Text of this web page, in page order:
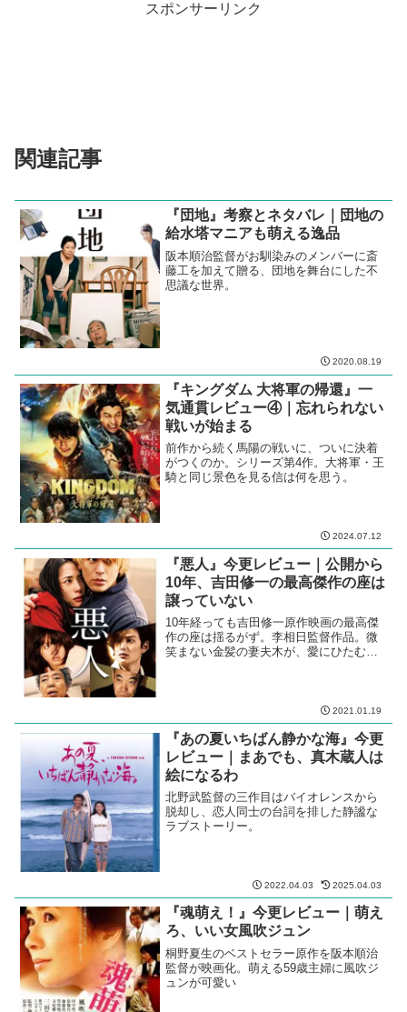
スポンサーリンク
関連記事
『団地』考察とネタバレ｜団地の
給水塔マニアも萌える逸品
阪本順治監督がお馴染みのメンバーに斎
藤工を加えて贈る、団地を舞台にした不
思議な世界。
2020.08.19
『キングダム 大将軍の帰還』一
気通貫レビュー④｜忘れられない
戦いが始まる
前作から続く馬陽の戦いに、ついに決着
がつくのか。シリーズ第4作。大将軍・王
騎と同じ景色を見る信は何を思う。
2024.07.12
『悪人』今更レビュー｜公開から
10年、吉田修一の最高傑作の座は
譲っていない
10年経っても吉田修一原作映画の最高傑
作の座は揺るがず。李相日監督作品。微
笑まない金髪の妻夫木が、愛にひたむき
2021.01.19
『あの夏いちばん静かな海』今更
レビュー｜まあでも、真木蔵人は
絵になるわ
北野武監督の三作目はバイオレンスから
脱却し、恋人同士の台詞を排した静謐な
ラブストーリー。
2022.04.03 2025.04.03
『魂萌え！』今更レビュー｜萌え
ろ、いい女風吹ジュン
桐野夏生のベストセラー原作を阪本順治
監督が映画化。萌える59歳主婦に風吹ジ
ュンが可愛い